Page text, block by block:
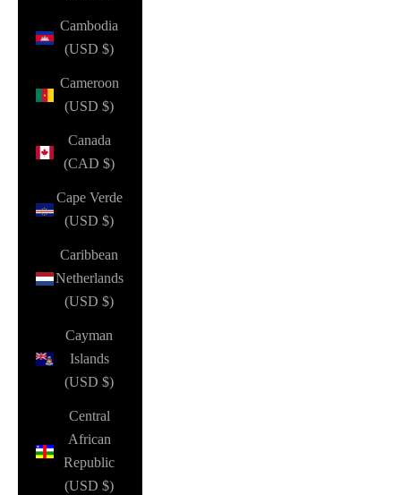
Cambodia
(USD $)
Cameroon
(USD $)
Canada
(CAD $)
Cape Verde
(USD $)
Caribbean
Netherlands
(USD $)
Cayman
Islands
(USD $)
Central
African
Republic
(USD $)